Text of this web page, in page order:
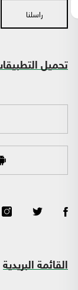
راسلنا
تحميل
القائمة البريدية